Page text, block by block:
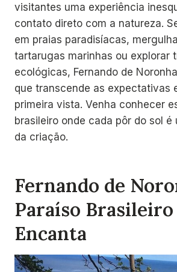
visitantes uma experiência
contato direto com a natureza.
em praias paradisíacas,
tartarugas marinhas ou explorar
ecológicas, Fernando de
que transcende as expectativas
primeira vista. Venha conhecer
brasileiro onde cada pôr do sol é
da criação.
Fernando de
Paraíso Brasileiro
Encanta